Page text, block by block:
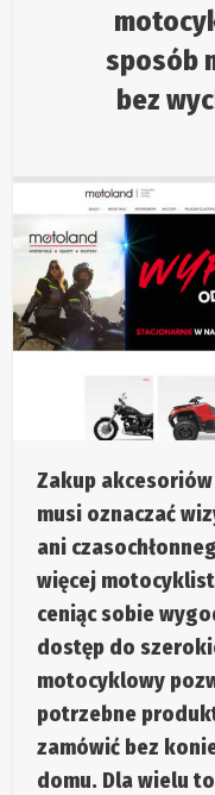
sposób
bez
Zakup
musi oznaczać
ani
więcej
ceniąc sobie
dostęp do
motocyklowy
potrzebne
zamówić bez
domu. Dla wielu